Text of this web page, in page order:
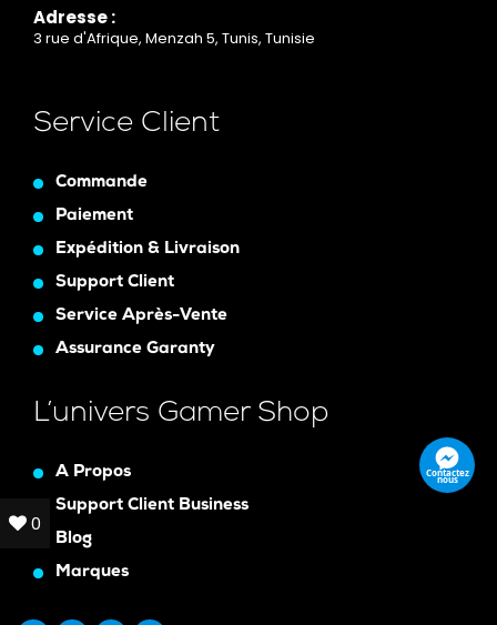
Adresse :
3 rue d'Afrique, Menzah 5, Tunis, Tunisie
Service Client
Commande
Paiement
Expédition & Livraison
Support Client
Service Après-Vente
Assurance Garanty
L’univers Gamer Shop
A Propos
Support Client Business
Blog
Marques
Contactez
nous
0
0